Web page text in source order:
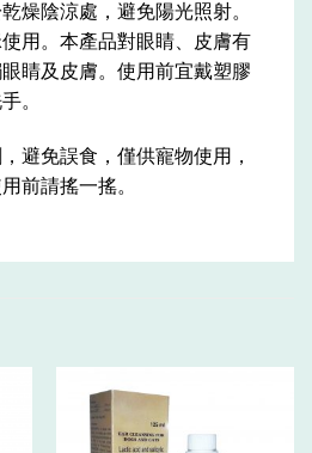
燥陰涼處，避免陽光照射。
用。本產品對眼睛、皮膚有
睛及皮膚。使用前宜戴塑膠
。
避免誤食，僅供寵物使用，
前請搖一搖。